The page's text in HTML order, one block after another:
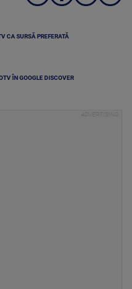
CA SURSĂ PREFERATĂ
ÎN GOOGLE DISCOVER